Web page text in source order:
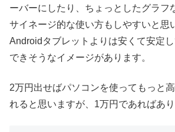
ーバーにしたり、ちょっとしたグラフ
サイネージ的な使い方もしやすいと思
Androidタブレットよりは安くて安定
できそうなイメージがあります。
2万円出せばパソコンを使ってもっと
れると思いますが、1万円であればあり